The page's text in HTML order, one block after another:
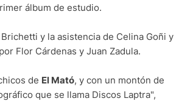
álbum de estudio.
y la asistencia de Celina Goñi y
Flor Cárdenas y Juan Zadula.
de El Mató, y con un montón de
que se llama Discos Laptra",